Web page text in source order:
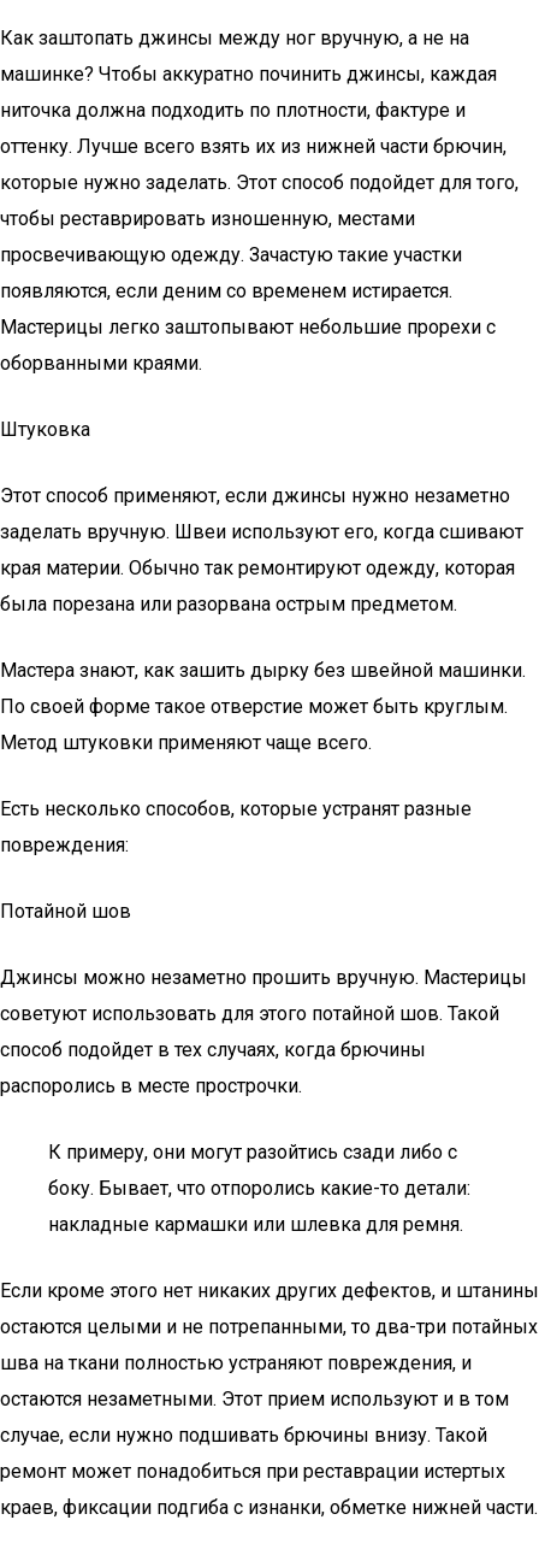
Как заштопать джинсы между ног вручную, а не на
машинке? Чтобы аккуратно починить джинсы, каждая
ниточка должна подходить по плотности, фактуре и
оттенку. Лучше всего взять их из нижней части брючин,
которые нужно заделать. Этот способ подойдет для того,
чтобы реставрировать изношенную, местами
просвечивающую одежду. Зачастую такие участки
появляются, если деним со временем истирается.
Мастерицы легко заштопывают небольшие прорехи с
оборванными краями.
Штуковка
Этот способ применяют, если джинсы нужно незаметно
заделать вручную. Швеи используют его, когда сшивают
края материи. Обычно так ремонтируют одежду, которая
была порезана или разорвана острым предметом.
Мастера знают, как зашить дырку без швейной машинки.
По своей форме такое отверстие может быть круглым.
Метод штуковки применяют чаще всего.
Есть несколько способов, которые устранят разные
повреждения:
Потайной шов
Джинсы можно незаметно прошить вручную. Мастерицы
советуют использовать для этого потайной шов. Такой
способ подойдет в тех случаях, когда брючины
распоролись в месте прострочки.
К примеру, они могут разойтись сзади либо с
боку. Бывает, что отпоролись какие-то детали:
накладные кармашки или шлевка для ремня.
Если кроме этого нет никаких других дефектов, и штанины
остаются целыми и не потрепанными, то два-три потайных
шва на ткани полностью устраняют повреждения, и
остаются незаметными. Этот прием используют и в том
случае, если нужно подшивать брючины внизу. Такой
ремонт может понадобиться при реставрации истертых
краев, фиксации подгиба с изнанки, обметке нижней части.